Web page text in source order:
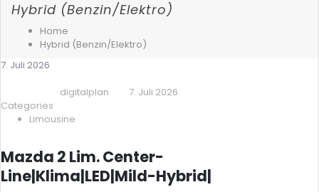
Hybrid (Benzin/Elektro)
Home
Hybrid (Benzin/Elektro)
7. Juli 2026
digitalplan
7. Juli 2026
Categories
Limousine
Mazda 2 Lim. Center-
Line|Klima|LED|Mild-Hybrid|